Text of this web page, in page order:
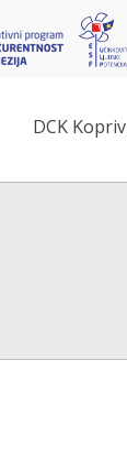
DCK